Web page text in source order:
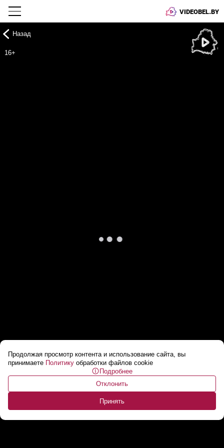
VIDEOBEL.BY
Продолжая просмотр контента и использование сайта, вы
принимаете Политику обработки файлов cookie
Подробнее
Отклонить
Принять
Назад
16+
В Латвии разгорается новый скандал.
Латвийцы возмущены уровнем медицины...